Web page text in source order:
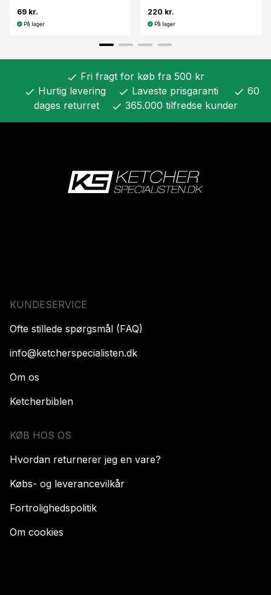
69 kr.
På lager
220 kr.
På lager
check Fri fragt for køb fra 500 kr
check Hurtig levering check Laveste prisgaranti check 60
dages returret
check 365.000 tilfredse kunder
KUNDESERVICE
Ofte stillede spørgsmål (FAQ)
info@ketcherspecialisten.dk
Om os
Ketcherbiblen
KØB HOS OS
Hvordan returnerer jeg en vare?
Købs- og leverancevilkår
Fortrolighedspolitik
Om cookies